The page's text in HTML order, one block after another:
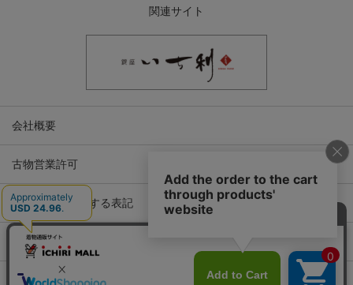
関連サイト
会社概要
古物営業許可
特定商取引に関する表記
プライバシーポリシー